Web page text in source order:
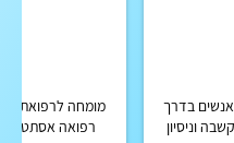
בדרך
וניסיון
מומחה לרפואת
רפואה אסתטית,